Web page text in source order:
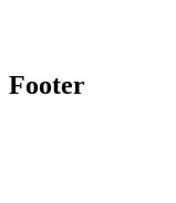
Footer